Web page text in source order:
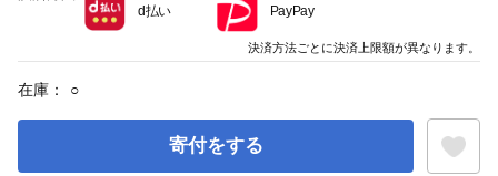
在庫： ○
寄付をする
d払い PayPay
決済方法ごとに決済上限額が異なります。